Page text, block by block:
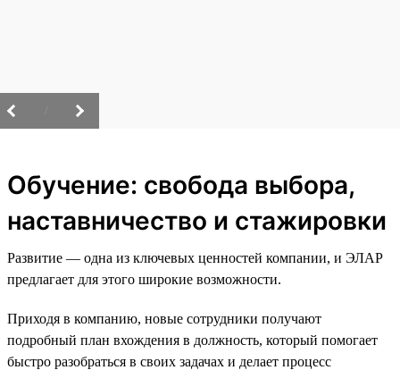
Обучение: свобода выбора,
наставничество и стажировки
Развитие — одна из ключевых ценностей компании, и ЭЛАР
предлагает для этого широкие возможности.
Приходя в компанию, новые сотрудники получают
подробный план вхождения в должность, который помогает
быстро разобраться в своих задачах и делает процесс